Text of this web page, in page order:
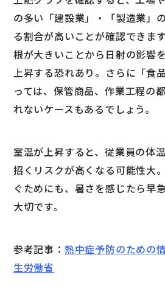
の多い「建設業」・「製造業」
る割合が高いことが確認できま
根が大きいことから日射の影響
上昇する恐れあり。さらに「食
っては、保管商品、作業工程の
れないケースもあるでしょう。
室温が上昇すると、従業員の体
招くリスクが高くなる可能性大
ぐためにも、暑さを感じたら早
大切です。
参考記事： 熱中症予防のための
生労働省